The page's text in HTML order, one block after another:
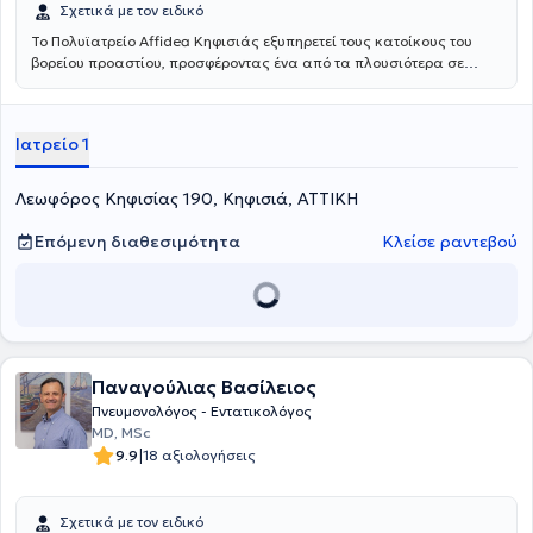
Σχετικά με τον ειδικό
Το Πολυϊατρείο Affidea Κηφισιάς εξυπηρετεί τους κατοίκους του
βορείου προαστίου, προσφέροντας ένα από τα πλουσιότερα σε
υπηρεσίες για τον ύπνο, τη νευρολογία και τη ρευματολογία,
φροντίδα στη βόρεια Αθήνα.
Ιατρείο 1
Λεωφόρος Κηφισίας 190, Κηφισιά, ΑΤΤΙΚΗ
Επόμενη διαθεσιμότητα
Κλείσε ραντεβού
Παναγούλιας Βασίλειος
Πνευμονολόγος - Εντατικολόγος
MD, MSc
9.9|18 αξιολογήσεις
Σχετικά με τον ειδικό